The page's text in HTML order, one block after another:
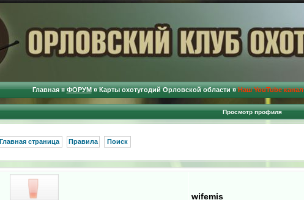
Главная ¤ ФОРУМ ¤ Карты охотугодий Орловской области ¤ Наш YouTube канал
Просмотр профиля
Главная страница Правила Поиск
wifemis